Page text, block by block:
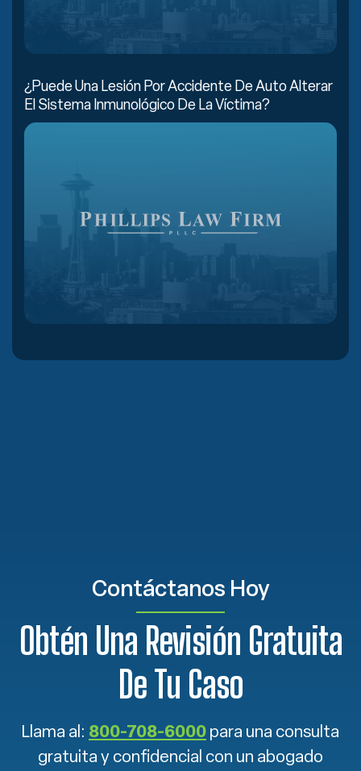
¿Puede Una Lesión Por Accidente De Auto Alterar
El Sistema Inmunológico De La Víctima?
Contáctanos Hoy
Obtén Una Revisión Gratuita
De Tu Caso
Llama al: 800-708-6000 para una consulta
gratuita y confidencial con un abogado